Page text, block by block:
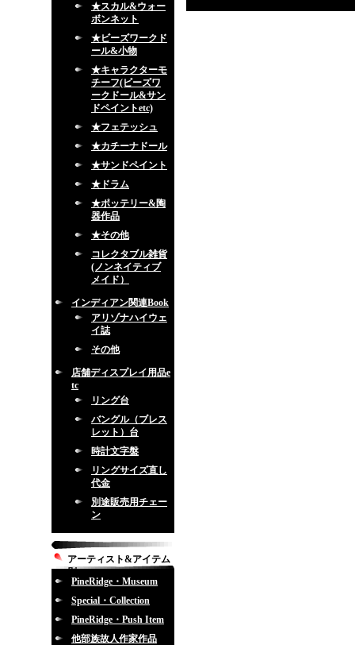
★スカル&ウォー
ボンネット
★ビーズワークド
ール&小物
★キャラクターモ
チーフ(ビーズワ
ークドール&サン
ドペイントetc)
★フェテッシュ
★カチーナドール
★サンドペイント
★ドラム
★ポッテリー&陶
器作品
★その他
コレクタブル雑貨
(ノンネイティブ
メイド）
インディアン関連Book
アリゾナハイウェ
イ誌
その他
店舗ディスプレイ用品e
tc
リング台
バングル（ブレス
レット）台
時計文字盤
リングサイズ直し
代金
別途販売用チェー
ン
アーティスト&アイテム
別
PineRidge・Museum
Special・Collection
PineRidge・Push Item
他部族故人作家作品